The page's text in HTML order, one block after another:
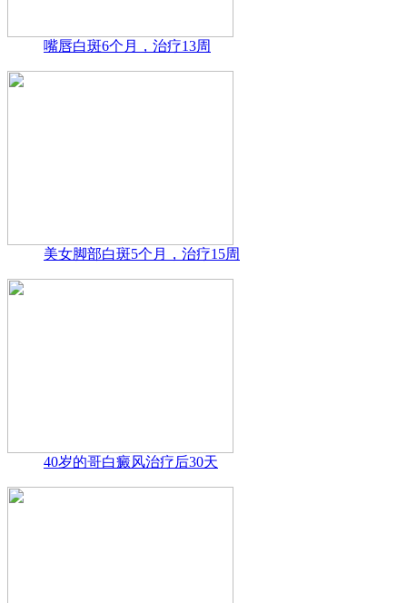
嘴唇白斑6个月，治疗13周
美女脚部白斑5个月，治疗15周
40岁的哥白癜风治疗后30天